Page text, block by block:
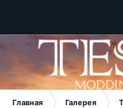
Главная Галерея